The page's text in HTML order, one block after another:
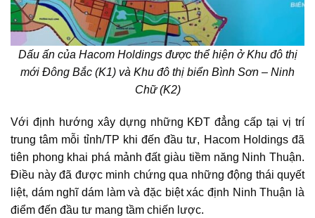
Dấu ấn của Hacom Holdings được thể hiện ởKhu đô thị
mới Đông Bắc (K1) và Khu đô thị biển Bình Sơn – Ninh
Chữ (K2)
Với định hướng xây dựng những KĐT đẳng cấp tại vị trí
trung tâm mỗi tỉnh/TP khi đến đầu tư, Hacom Holdings đã
tiên phong khai phá mảnh đất giàu tiềm năng Ninh Thuận.
Điều này đã được minh chứng qua những động thái quyết
liệt, dám nghĩ dám làm và đặc biệt xác định Ninh Thuận là
điểm đến đầu tư mang tầm chiến lược.